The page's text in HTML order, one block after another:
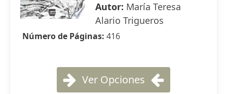
Autor: María Teresa
Alario Trigueros
Número de Páginas: 416
Ver Opciones